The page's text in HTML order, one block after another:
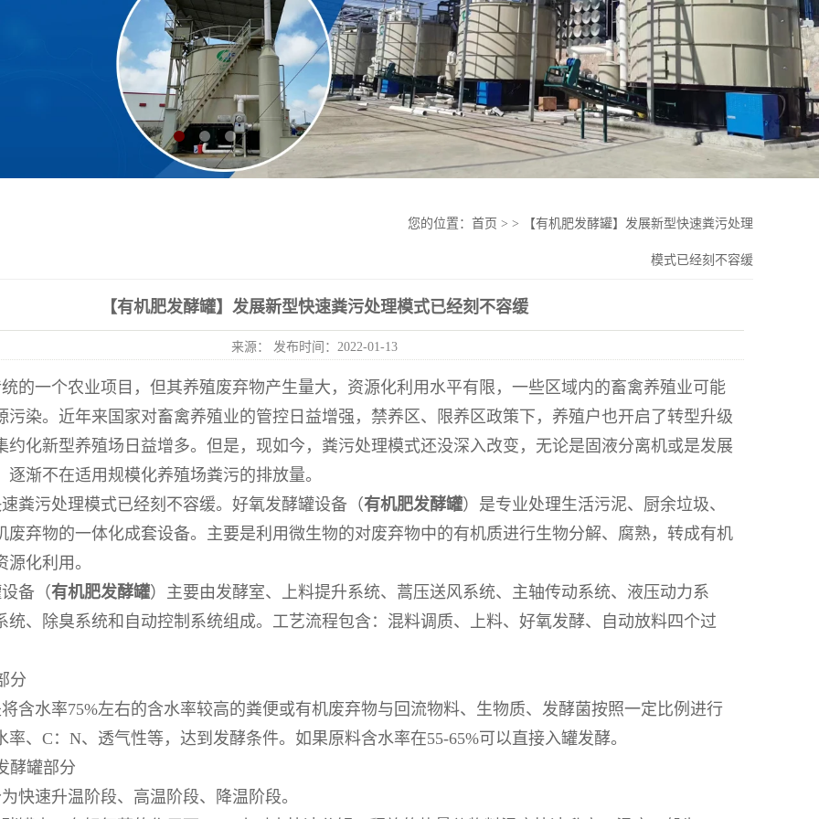
您的位置： 首页 > > 【有机肥发酵罐】发展新型快速粪污处理
模式已经刻不容缓
【有机肥发酵罐】发展新型快速粪污处理模式已经刻不容缓
来源： 发布时间：2022-01-13
的一个农业项目，但其养殖废弃物产生量大，资源化利用水平有限，一些区域内的畜禽养殖业可能
污染。近年来国家对畜禽养殖业的管控日益增强，禁养区、限养区政策下，养殖户也开启了转型升级
约化新型养殖场日益增多。但是，现如今，粪污处理模式还没深入改变，无论是固液分离机或是发展
逐渐不在适用规模化养殖场粪污的排放量。
粪污处理模式已经刻不容缓。好氧发酵罐设备（有机肥发酵罐）是专业处理生活污泥、厨余垃圾、
废弃物的一体化成套设备。主要是利用微生物的对废弃物中的有机质进行生物分解、腐熟，转成有机
化利用。
备（有机肥发酵罐）主要由发酵室、上料提升系统、蒿压送风系统、主轴传动系统、液压动力系
统、除臭系统和自动控制系统组成。工艺流程包含：混料调质、上料、好氧发酵、自动放料四个过
分
含水率75%左右的含水率较高的粪便或有机废弃物与回流物料、生物质、发酵菌按照一定比例进行
率、C：N、透气性等，达到发酵条件。如果原料含水率在55-65%可以直接入罐发酵。
酵罐部分
快速升温阶段、高温阶段、降温阶段。